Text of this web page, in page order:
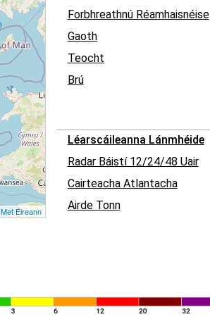
Met Éireann
Forbhreathnú Réamhaisnéise
Gaoth
Teocht
Brú
Léarscáileanna Lánmhéide
Radar Báistí 12/24/48 Uair
Cairteacha Atlantacha
Airde Tonn